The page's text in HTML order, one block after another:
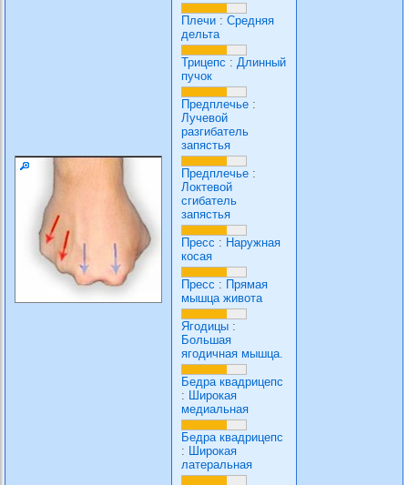
Плечи : Средняя
дельта
Трицепс : Длинный
пучок
Предплечье :
Лучевой
разгибатель
запястья
Предплечье :
Локтевой
сгибатель
запястья
Пресс : Наружная
косая
Пресс : Прямая
мышца живота
Ягодицы :
Большая
ягодичная мышца.
Бедра квадрицепс
: Широкая
медиальная
Бедра квадрицепс
: Широкая
латеральная